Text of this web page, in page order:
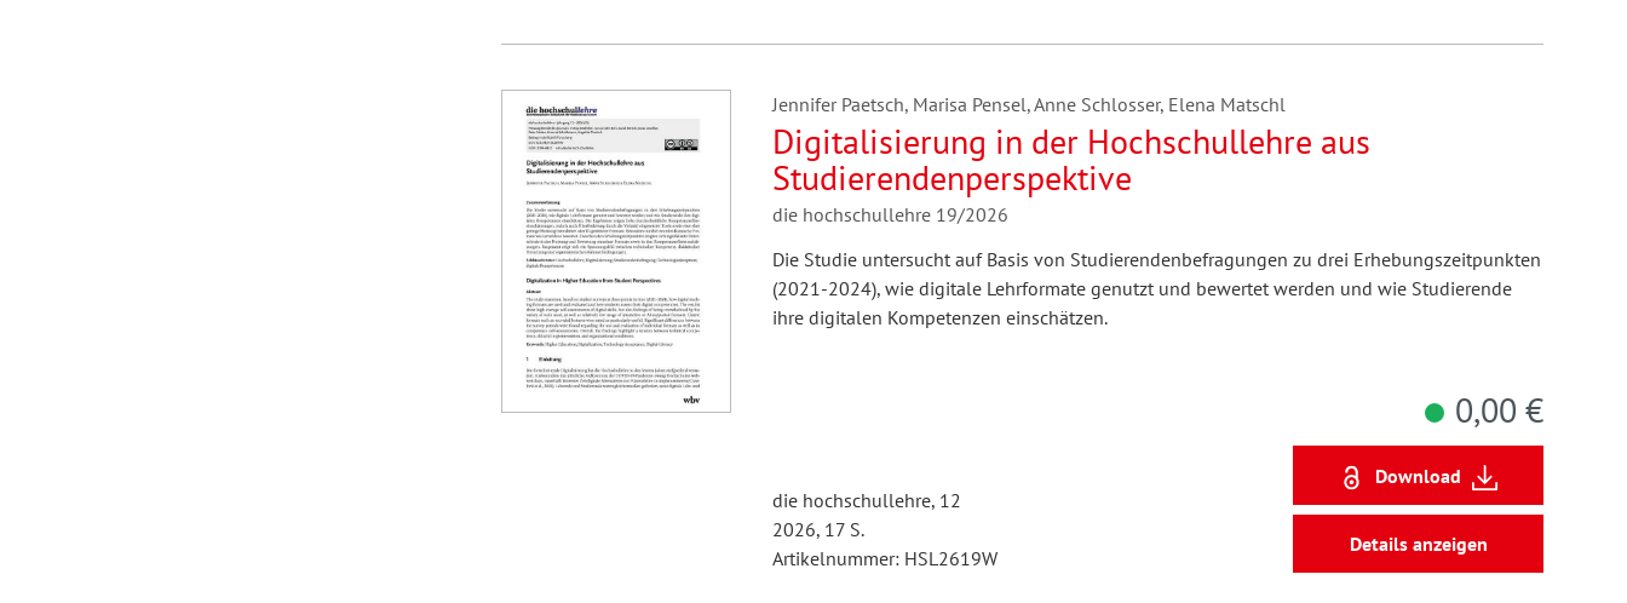
Jennifer Paetsch, Marisa Pensel, Anne Schlosser, Elena Matschl
Digitalisierung in der Hochschullehre aus
Studierendenperspektive
die hochschullehre 19/2026
Die Studie untersucht auf Basis von Studierendenbefragungen zu drei Erhebungszeitpunkten
(2021-2024), wie digitale Lehrformate genutzt und bewertet werden und wie Studierende
ihre digitalen Kompetenzen einschätzen.
die hochschullehre, 12
2026, 17 S.
Artikelnummer: HSL2619W
0,00 €
Download
Details anzeigen